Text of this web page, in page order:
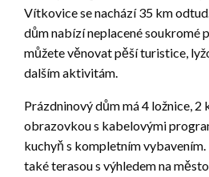
Vítkovice se nachází 35 km
dům nabízí neplacené soukromé
můžete věnovat pěší turistice,
dalším aktivitám.
Prázdninový dům má 4 ložnice, 2
obrazovkou s kabelovými
kuchyň s kompletním
také terasou s výhledem na